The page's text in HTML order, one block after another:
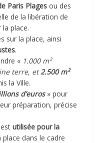
Paris Plages ou des
de la libération de
place.
sur la place, ainsi
.
« 1.000 m²
terre, et2.500 m²
la Ville.
d’euros» pour
préparation, précise
estutilisée pour la
place dans le cadre